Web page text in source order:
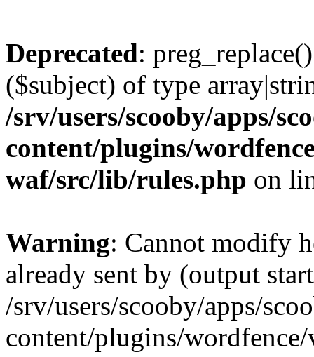
Deprecated:
($subject) of type
/srv/users/scooby/apps/
content/plugins/
waf/src/lib/rules.php on
Warning: Cannot modify
already sent by (output
/srv/users/scooby/apps/
content/plugins/